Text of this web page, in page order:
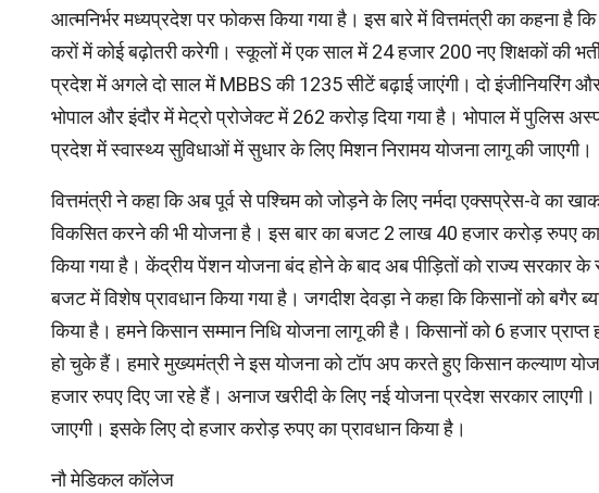
आत्मनिर्भर मध्यप्रदेश पर फोकस किया गया है। इस बारे में वित्तमंत्री का कहना है
करों में कोई बढ़ोतरी करेगी। स्कूलों में एक साल में 24 हजार 200 नए शिक्षकों की
प्रदेश में अगले दो साल में MBBS की 1235 सीटें बढ़ाई जाएंगी। दो इंजीनियरिंग
भोपाल और इंदौर में मेट्रो प्रोजेक्ट में 262 करोड़ दिया गया है। भोपाल में पुलिस
प्रदेश में स्वास्थ्य सुविधाओं में सुधार के लिए मिशन निरामय योजना लागू की जाएगी।
वित्तमंत्री ने कहा कि अब पूर्व से पश्चिम को जोड़ने के लिए नर्मदा एक्सप्रेस-वे का
विकसित करने की भी योजना है। इस बार का बजट 2 लाख 40 हजार करोड़ रुपए
किया गया है। केंद्रीय पेंशन योजना बंद होने के बाद अब पीड़ितों को राज्य
बजट में विशेष प्रावधान किया गया है। जगदीश देवड़ा ने कहा कि किसानों को
किया है। हमने किसान सम्मान निधि योजना लागू की है। किसानों को 6 हजार
हो चुके हैं। हमारे मुख्यमंत्री ने इस योजना को टॉप अप करते हुए किसान कल्याण
हजार रुपए दिए जा रहे हैं। अनाज खरीदी के लिए नई योजना प्रदेश सरकार
जाएगी। इसके लिए दो हजार करोड़ रुपए का प्रावधान किया है।
नौ मेडिकल कॉलेज